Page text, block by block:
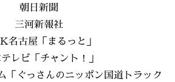
朝日新聞
三河新報社
名古屋「まるっと」
レビ「チャント！」
ぐっさんのニッポン国道トラック